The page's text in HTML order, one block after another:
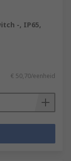
-, IP65,
€ 50,70/eenheid